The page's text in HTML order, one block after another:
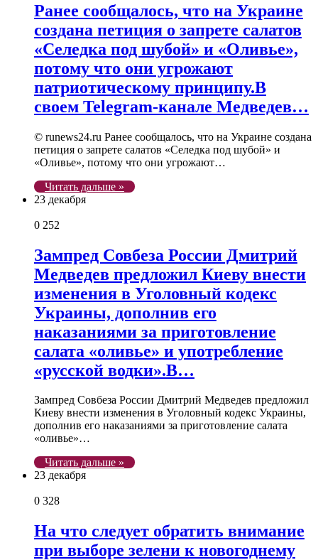
Ранее сообщалось, что на Украине
создана петиция о запрете салатов
«Селедка под шубой» и «Оливье»,
потому что они угрожают
патриотическому принципу.В
своем Telegram-канале Медведев…
© runews24.ru Ранее сообщалось, что на Украине создана
петиция о запрете салатов «Селедка под шубой» и
«Оливье», потому что они угрожают…
Читать дальше »
23 декабря
0 252
Зампред Совбеза России Дмитрий
Медведев предложил Киеву внести
изменения в Уголовный кодекс
Украины, дополнив его
наказаниями за приготовление
салата «оливье» и употребление
«русской водки».В…
Зампред Совбеза России Дмитрий Медведев предложил
Киеву внести изменения в Уголовный кодекс Украины,
дополнив его наказаниями за приготовление салата
«оливье»…
Читать дальше »
23 декабря
0 328
На что следует обратить внимание
при выборе зелени к новогоднему